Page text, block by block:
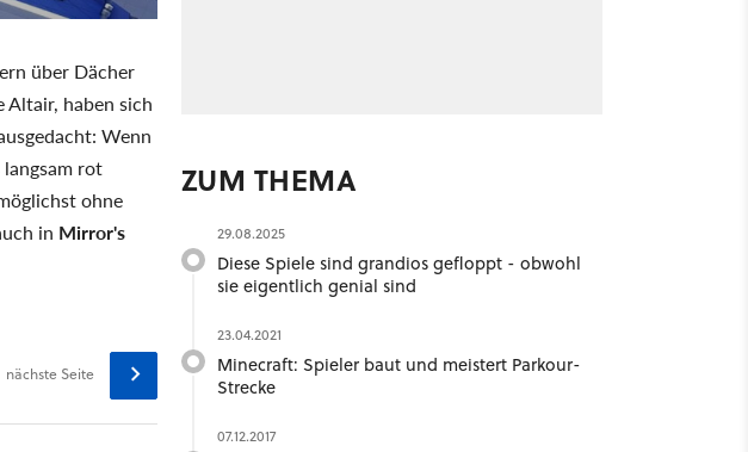
über Dächer
Altair, haben sich
Wenn
rot
ohne
in Mirror's
nächste Seite
ZUM THEMA
29.08.2025
Diese Spiele sind grandios gefloppt - obwohl
sie eigentlich genial sind
23.04.2021
Minecraft: Spieler baut und meistert Parkour-
Strecke
07.12.2017